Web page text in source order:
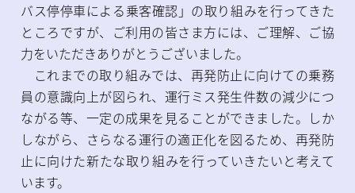
バス停停車による乗客確認」の取り組みを行ってきた
ところですが、ご利用の皆さま方には、ご理解、ご協
力をいただきありがとうございました。
これまでの取り組みでは、再発防止に向けての乗務
員の意識向上が図られ、運行ミス発生件数の減少につ
ながる等、一定の成果を見ることができました。しか
しながら、さらなる運行の適正化を図るため、再発防
止に向けた新たな取り組みを行っていきたいと考えて
います。